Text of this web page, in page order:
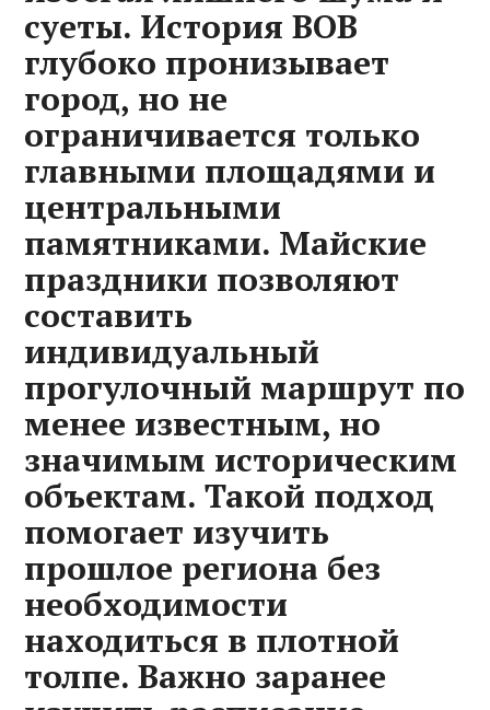
суеты. История ВОВ
глубоко пронизывает
город, но не
ограничивается только
главными площадями и
центральными
памятниками. Майские
праздники позволяют
составить
индивидуальный
прогулочный маршрут по
менее известным, но
значимым историческим
объектам. Такой подход
помогает изучить
прошлое региона без
необходимости
находиться в плотной
толпе. Важно заранее